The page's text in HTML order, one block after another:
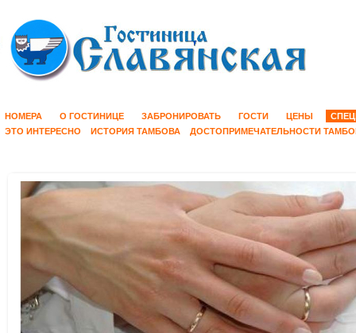
НОМЕРА О ГОСТИНИЦЕ ЗАБРОНИРОВАТЬ ГОСТИ ЦЕНЫ
ЭТО ИНТЕРЕСНО
ИСТОРИЯ ТАМБОВА ДОСТОПРИМЕЧАТЕЛЬНОСТИ